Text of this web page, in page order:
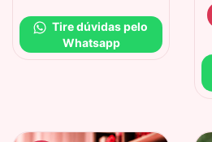
Tire dúvidas pelo
Whatsapp